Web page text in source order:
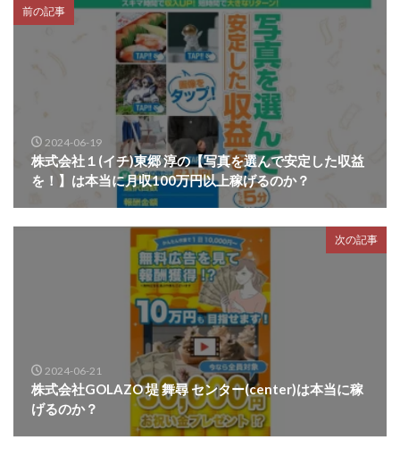
前の記事
2024-06-19
株式会社１(イチ)東郷 淳の【写真を選んで安定した収益
を！】は本当に月収100万円以上稼げるのか？
次の記事
2024-06-21
株式会社GOLAZO 堤 舞尋 センター(center)は本当に稼
げるのか？